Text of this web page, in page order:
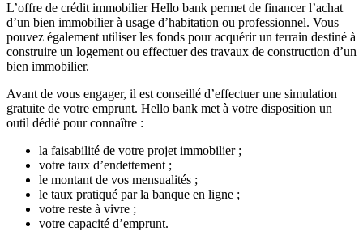
L’offre de crédit immobilier Hello bank permet de financer l’achat
d’un bien immobilier à usage d’habitation ou professionnel. Vous
pouvez également utiliser les fonds pour acquérir un terrain destiné à
construire un logement ou effectuer des travaux de construction d’un
bien immobilier.
Avant de vous engager, il est conseillé d’effectuer une simulation
gratuite de votre emprunt. Hello bank met à votre disposition un
outil dédié pour connaître :
la faisabilité de votre projet immobilier ;
votre taux d’endettement ;
le montant de vos mensualités ;
le taux pratiqué par la banque en ligne ;
votre reste à vivre ;
votre capacité d’emprunt.